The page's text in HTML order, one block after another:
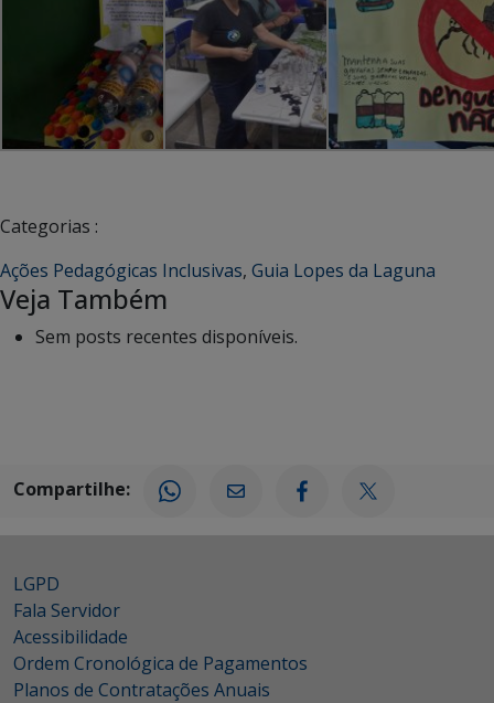
Categorias :
Ações Pedagógicas Inclusivas, Guia Lopes da Laguna
Veja Também
Sem posts recentes disponíveis.
Compartilhe:
LGPD
Fala Servidor
Acessibilidade
Ordem Cronológica de Pagamentos
Planos de Contratações Anuais